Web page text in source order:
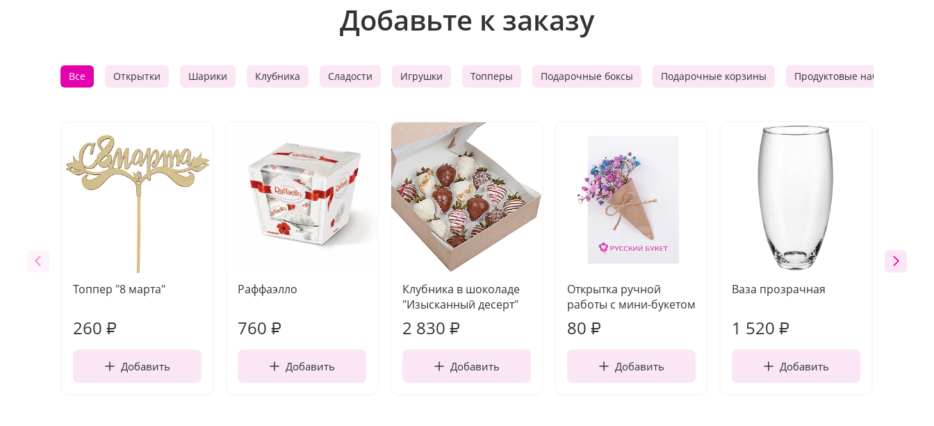
Добавьте к заказу
Все Открытки Шарики Клубника Сладости Игрушки Топперы Подарочные боксы Подарочные корзины Продуктовые наборы
Топпер "8 марта"
260 ₽
Добавить
Раффаэлло
760 ₽
Добавить
Клубника в шоколаде
"Изысканный десерт"
2 830 ₽
Добавить
Открытка ручной
работы с мини-букетом
80 ₽
Добавить
Ваза прозрачная
1 520 ₽
Добавить